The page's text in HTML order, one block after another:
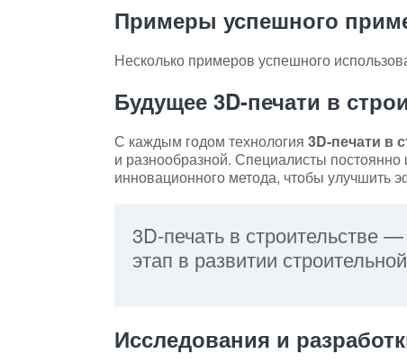
Примеры успешного
Несколько примеров успешного
Будущее 3D-печати в
С каждым годом технология 3D-печати в
и разнообразной. Специалисты
инновационного метода, чтобы улучшить
3D-печать в строительстве
этап в развитии
Исследования и